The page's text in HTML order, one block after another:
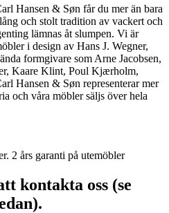
Hansen & Søn får du mer än bara
och stolt tradition av vackert och
lämnas åt slumpen. Vi är
i design av Hans J. Wegner,
formgivare som Arne Jacobsen,
Kaare Klint, Poul Kjærholm,
Hansen & Søn representerar mer
och våra möbler säljs över hela
2 års garanti på utemöbler
kontakta oss (se